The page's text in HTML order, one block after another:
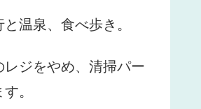
温泉、食べ歩き。
ジをやめ、清掃パー
。